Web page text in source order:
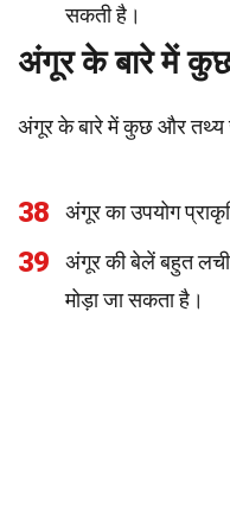
सकती है।
अंगूर के बारे में
अंगूर के बारे में कुछ और तथ्य
38 अंगूर का उपयोग
39
अंगूर की बेलें बहुत
मोड़ा जा सकता है।